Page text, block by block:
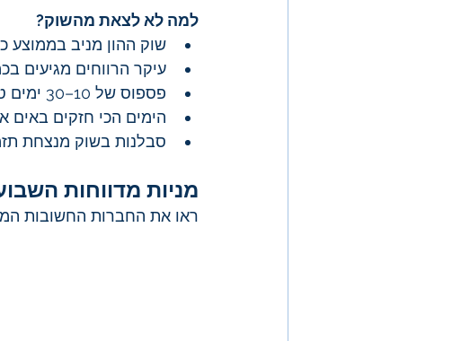
למה לא לצאת מהשוק?
שוק ההון מניב בממוצע כ־9% לשנה לאורך
עיקר הרווחים מגיעים
פספוס של 10–30 ימים טובים עלול למחוק עד 80% מהרווחים.
הימים הכי חזקים באים
סבלנות בשוק מנצחת
מניות מדווחות
ראו את החברות החשובות